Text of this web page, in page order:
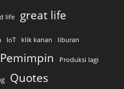
life
great life
IoT klik kanan liburan
Pemimpin Produksi lagi
Quotes